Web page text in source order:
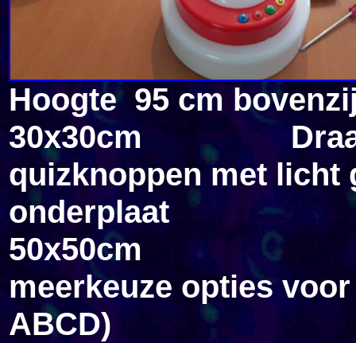
Hoogte 95 cm
30x30cm
quizknoppen met licht
onderplaat
meerkeuze opties
ABCD)